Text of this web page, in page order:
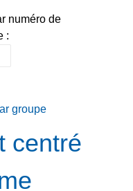
numéro de
:
groupe
centré